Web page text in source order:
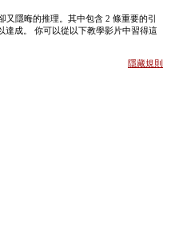
又隱晦的推理。其中包含 2 條重要的引
達成。 你可以從以下教學影片中習得這
隱藏規則